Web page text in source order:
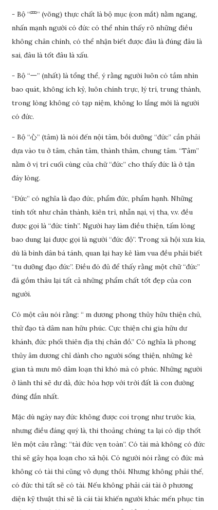
- Bộ “罒” (võng) thực chất là bộ mục (con mắt) nằm ngang,
nhấn mạnh người có đức có thể nhìn thấy rõ những điều
không chân chính, có thể nhận biết được đâu là đúng đâu là
sai, đâu là tốt đâu là xấu.
- Bộ “一” (nhất) là tổng thể, ý rằng người luôn có tầm nhìn
bao quát, không ích kỷ, luôn chính trực, lý trí, trung thành,
trong lòng không có tạp niệm, không lo lắng mới là người
có đức.
- Bộ “心” (tâm) là nói đến nội tâm, bồi dưỡng “đức” cần phải
dựa vào tu ở tâm, chân tâm, thành thâm, chung tâm. “Tâm”
nằm ở vị trí cuối cùng của chữ “đức” cho thấy đức là ở tận
đáy lòng.
“Đức” có nghĩa là đạo đức, phẩm đức, phẩm hạnh. Những
tính tốt như chân thành, kiên trì, nhẫn nại, vị tha, v.v. đều
được gọi là “đức tính”. Người hay làm điều thiện, tấm lòng
bao dung lại được gọi là người “đức độ”. Trong xã hội xưa kia,
dù là bình dân bá tánh, quan lại hay kẻ làm vua đều phải biết
“tu dưỡng đạo đức”. Điều đó đủ để thấy rằng một chữ “đức”
đã gồm thâu lại tất cả những phẩm chất tốt đẹp của con
người.
Có một câu nói rằng: “ m dương phong thủy hữu thiện chủ,
thử đạo tà dâm nan hữu phúc. Cực thiện chi gia hữu dư
khánh, đức phối thiên địa thị chân đồ.” Có nghĩa là phong
thủy âm dương chỉ dành cho người sống thiện, những kẻ
gian tà mưu mô dâm loạn thì khó mà có phúc. Những người
ở lành thì sẽ dư dả, đức hòa hợp với trời đất là con đường
đúng đắn nhất.
Mặc dù ngày nay đức không được coi trọng như trước kia,
nhưng điều đáng quý là, thi thoảng chúng ta lại có dịp thốt
lên một câu rằng: “tài đức vẹn toàn”. Có tài mà không có đức
thì sẽ gây họa loạn cho xã hội. Có người nói rằng có đức mà
không có tài thì cũng vô dụng thôi. Nhưng không phải thế,
có đức thì tất sẽ có tài. Nếu không phải cái tài ở phương
diện kỹ thuật thì sẽ là cái tài khiến người khác mến phục tin